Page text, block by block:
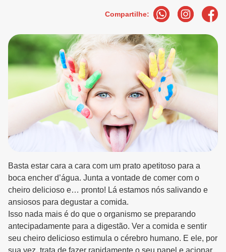
Compartilhe:
Basta estar cara a cara com um prato apetitoso para a
boca encher d’água. Junta a vontade de comer com o
cheiro delicioso e… pronto! Lá estamos nós salivando e
ansiosos para degustar a comida.
Isso nada mais é do que o organismo se preparando
antecipadamente para a digestão. Ver a comida e sentir
seu cheiro delicioso estimula o cérebro humano. E ele, por
sua vez, trata de fazer rapidamente o seu papel e acionar